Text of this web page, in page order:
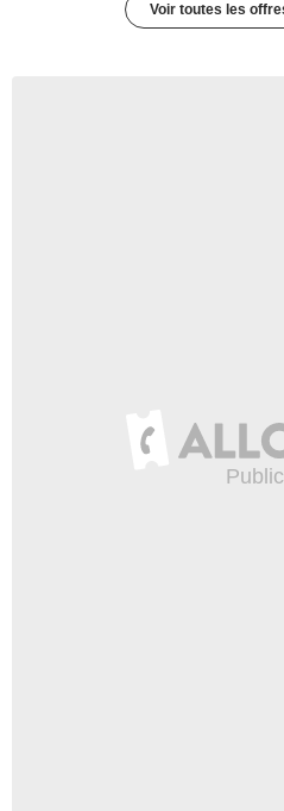
Voir toutes les